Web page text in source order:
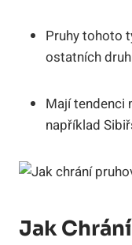
Pruhy tohoto
ostatních
Mají tendenci
například
Jak